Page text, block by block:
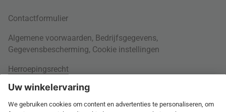
Contactformulier
Algemene voorwaarden, Bedrijfsgegevens,
Gegevensbescherming, Cookie instellingen
Herroepingsrecht
Rondom je bestelling